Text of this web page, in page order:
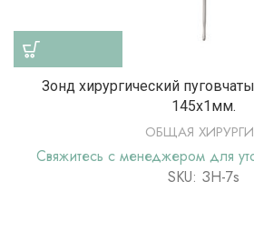
Зонд хирургический
145х1мм.
ОБЩАЯ
Свяжитесь с менеджером для
SKU: ЗН-7s